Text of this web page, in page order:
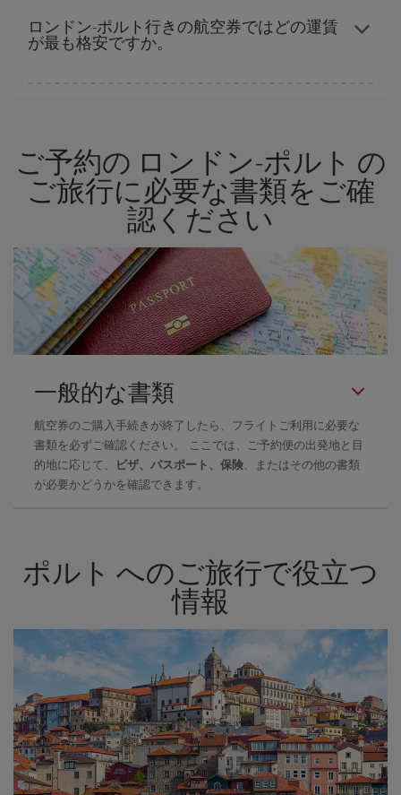
空席数および格安運賃（エコノミー）のご利用可能な残数に応じ
ます。 このため、格安航空券
を獲得するには早い時期でのご購入
ロンドン-ポルト行きの航空券ではどの運賃
が最も格安ですか。
ご予約の ロンドン-ポルト の
ご旅行に必要な書類をご確
認ください
一般的な書類
航空券のご購入手続きが終了したら、フライトご利用に必要な
書類を必ずご確認ください。 ここでは、ご予約便の出発地と目
的地に応じて、
ビザ、パスポート、保険、またはその他の書類
が必要かどうかを確認できます。
ポルト へのご旅行で役立つ
情報